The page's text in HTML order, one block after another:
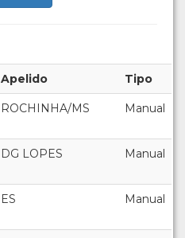
Apelido Tipo
ROCHINHA/MS Manual
DG LOPES Manual
ES Manual